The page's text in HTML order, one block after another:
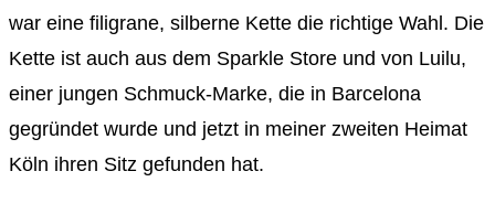
war eine filigrane, silberne Kette die richtige Wahl. Die
Kette ist auch aus dem Sparkle Store und von Luilu,
einer jungen Schmuck-Marke, die in Barcelona
gegründet wurde und jetzt in meiner zweiten Heimat
Köln ihren Sitz gefunden hat.